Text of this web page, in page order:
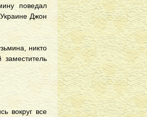
поведал
Джон
никто
вокруг все